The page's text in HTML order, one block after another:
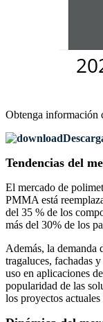
Obtenga información
Tendencias del
El mercado de
PMMA está
del 35 % de los
más del 30% de los
Además, la demanda
tragaluces, fachadas
uso en aplicaciones
popularidad de las
los proyectos